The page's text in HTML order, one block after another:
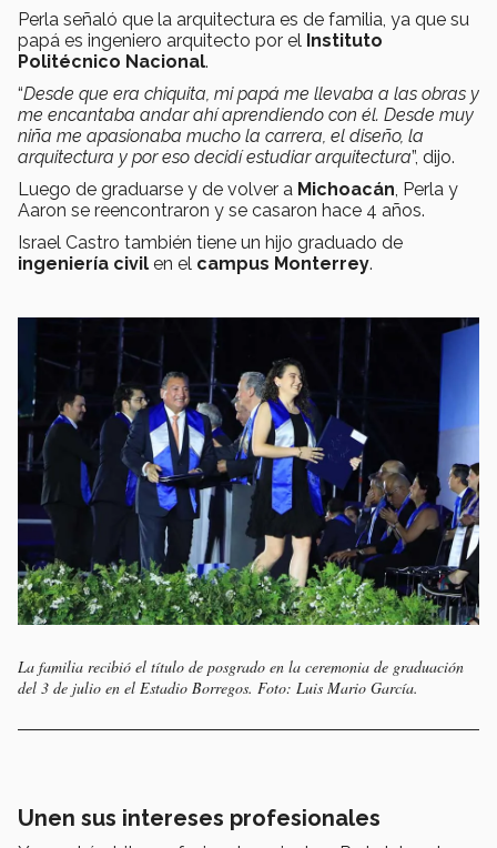
Perla señaló que la arquitectura es de familia, ya que su
papá es ingeniero arquitecto por el Instituto
Politécnico Nacional.
“Desde que era chiquita, mi papá me llevaba a las obras y
me encantaba andar ahí aprendiendo con él. Desde muy
niña me apasionaba mucho la carrera, el diseño, la
arquitectura y por eso decidí estudiar arquitectura”, dijo.
Luego de graduarse y de volver a Michoacán, Perla y
Aaron se reencontraron y se casaron hace 4 años.
Israel Castro también tiene un hijo graduado de
ingeniería civil en el campus Monterrey.
La familia recibió el título de posgrado en la ceremonia de graduación
del 3 de julio en el Estadio Borregos. Foto: Luis Mario García.
Unen sus intereses profesionales